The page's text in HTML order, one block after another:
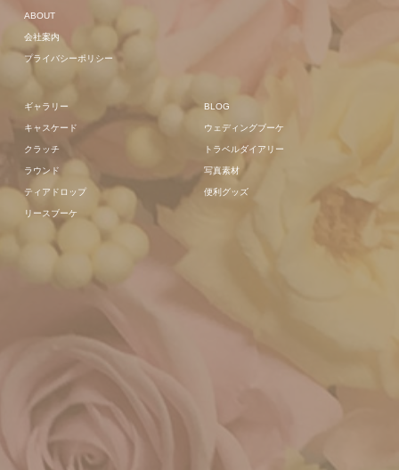
ABOUT
会社案内
プライバシーポリシー
ギャラリー
キャスケード
クラッチ
ラウンド
ティアドロップ
リースブーケ
BLOG
ウェディングブーケ
トラベルダイアリー
写真素材
便利グッズ